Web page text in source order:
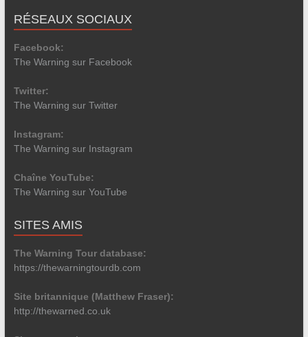
RÉSEAUX SOCIAUX
Facebook:
The Warning sur Facebook
Twitter:
The Warning sur Twitter
Instagram:
The Warning sur Instagram
Chaîne YouTube:
The Warning sur YouTube
SITES AMIS
The Warning Tour database:
https://thewarningtourdb.com
Site britannique (Matthew Fraser):
http://thewarned.co.uk